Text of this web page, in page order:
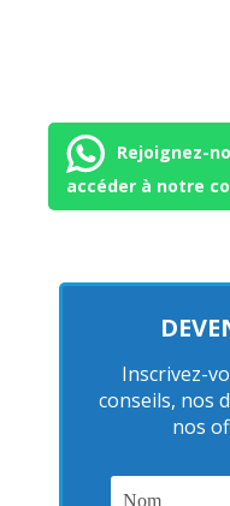
Rejoignez-
accéder à notre
Inscrivez-
conseils, nos
nos